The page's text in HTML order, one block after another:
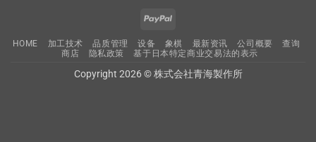
PayPal
HOME 加工技术 品质管理 设备 象棋 最新资讯 公司概要
查询
商店
隐私政策 基于日本特定商业交易法的表示
Copyright 2026 © 株式会社青海製作所